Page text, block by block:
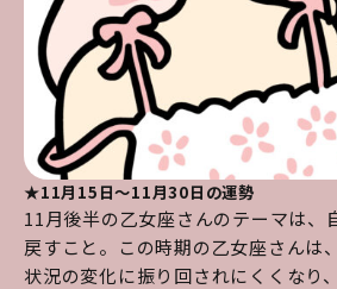
★11月15日～11月30日の運勢
11月後半の乙女座さんのテーマは、
戻すこと。この時期の乙女座さんは
状況の変化に振り回されにくくなり